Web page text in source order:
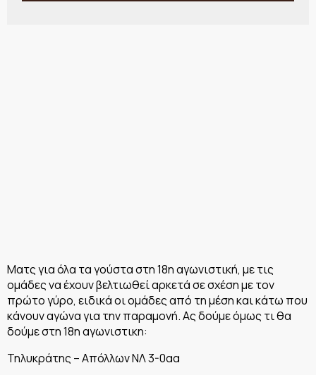
Mατς για όλα τα γούστα στη 18η αγωνιστική, με τις
ομάδες να έχουν βελτιωθεί αρκετά σε σχέση με τον
πρώτο γύρο, ειδικά οι ομάδες από τη μέση και κάτω που
κάνουν αγώνα για την παραμονή. Ας δούμε όμως τι θα
δούμε στη 18η αγωνιστικη:
Τηλυκράτης – Απόλλων ΝΛ 3-0αα